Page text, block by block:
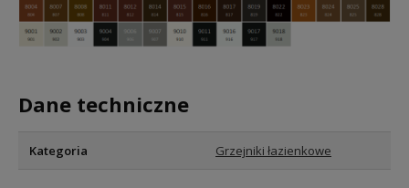
Dane techniczne
Kategoria Grzejniki łazienkowe